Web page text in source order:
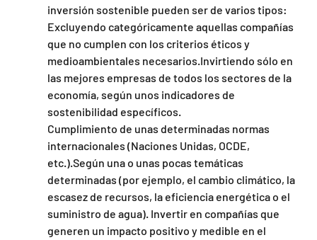
inversión sostenible pueden ser de varios tipos:
Excluyendo categóricamente aquellas compañías
que no cumplen con los criterios éticos y
medioambientales necesarios.Invirtiendo sólo en
las mejores empresas de todos los sectores de la
economía, según unos indicadores de
sostenibilidad específicos.
Cumplimiento de unas determinadas normas
internacionales (Naciones Unidas, OCDE,
etc.).Según una o unas pocas temáticas
determinadas (por ejemplo, el cambio climático, la
escasez de recursos, la eficiencia energética o el
suministro de agua). Invertir en compañías que
generen un impacto positivo y medible en el